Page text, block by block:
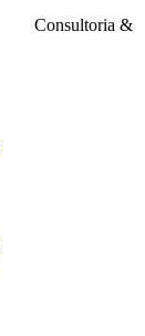
Consultoria &